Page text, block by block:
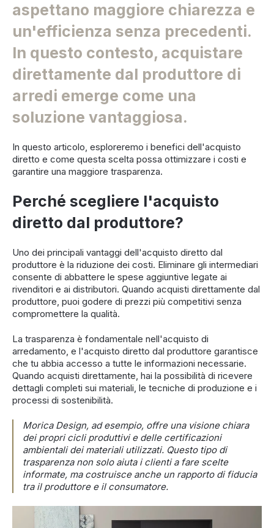
aspettano maggiore chiarezza e
un'efficienza senza precedenti.
In questo contesto, acquistare
direttamente dal produttore di
arredi emerge come una
soluzione vantaggiosa.
In questo articolo, esploreremo i benefici dell'acquisto
diretto e come questa scelta possa ottimizzare i costi e
garantire una maggiore trasparenza.
Perché scegliere l'acquisto
diretto dal produttore?
Uno dei principali vantaggi dell'acquisto diretto dal
produttore è la riduzione dei costi. Eliminare gli intermediari
consente di abbattere le spese aggiuntive legate ai
rivenditori e ai distributori. Quando acquisti direttamente dal
produttore, puoi godere di prezzi più competitivi senza
compromettere la qualità.
La trasparenza è fondamentale nell'acquisto di
arredamento, e l'acquisto diretto dal produttore garantisce
che tu abbia accesso a tutte le informazioni necessarie.
Quando acquisti direttamente, hai la possibilità di ricevere
dettagli completi sui materiali, le tecniche di produzione e i
processi di sostenibilità.
Morica Design, ad esempio, offre una visione chiara
dei propri cicli produttivi e delle certificazioni
ambientali dei materiali utilizzati. Questo tipo di
trasparenza non solo aiuta i clienti a fare scelte
informate, ma costruisce anche un rapporto di fiducia
tra il produttore e il consumatore.